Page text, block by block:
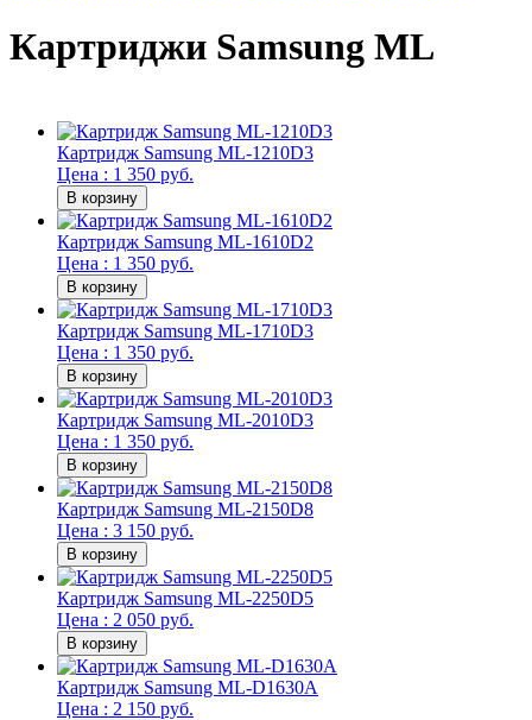
Картриджи Samsung ML
Картридж Samsung ML-1210D3
Цена : 1 350 руб.
Картридж Samsung ML-1610D2
Цена : 1 350 руб.
Картридж Samsung ML-1710D3
Цена : 1 350 руб.
Картридж Samsung ML-2010D3
Цена : 1 350 руб.
Картридж Samsung ML-2150D8
Цена : 3 150 руб.
Картридж Samsung ML-2250D5
Цена : 2 050 руб.
Картридж Samsung ML-D1630A
Цена : 2 150 руб.